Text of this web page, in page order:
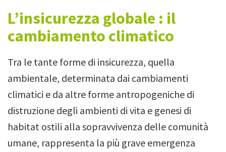
L’insicurezza globale : il
cambiamento climatico
Tra le tante forme di insicurezza, quella
ambientale, determinata dai cambiamenti
climatici e da altre forme antropogeniche di
distruzione degli ambienti di vita e genesi di
habitat ostili alla sopravvivenza delle comunità
umane, rappresenta la più grave emergenza